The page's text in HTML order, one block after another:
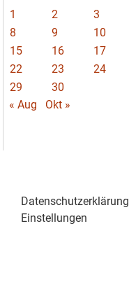
1 2 3
8
9 10
15
16 17
22
23 24
29
30
« Aug
Okt »
Datenschutzerklärung
Einstellungen